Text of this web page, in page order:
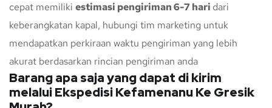
cepat memiliki estimasi pengiriman 6-7 hari dari
keberangkatan kapal, hubungi tim marketing untuk
mendapatkan perkiraan waktu pengiriman yang lebih
akurat berdasarkan rincian pengiriman anda
Barang apa saja yang dapat di kirim
melalui Ekspedisi Kefamenanu Ke Gresik